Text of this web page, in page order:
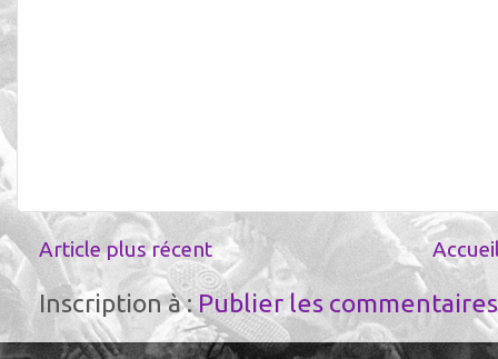
Article plus récent
Inscription à :Publier les